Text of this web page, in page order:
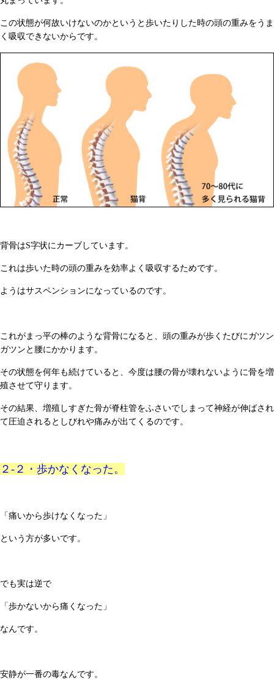
この状態が何故いけないのかというと歩いたりした時の頭の重みをうま
く吸収できないからです。
背骨はS字状にカーブしています。
これは歩いた時の頭の重みを効率よく吸収するためです。
ようはサスペンションになっているのです。
これがまっ平の棒のような背骨になると、頭の重みが歩くたびにガツン
ガツンと腰にかかります。
その状態を何年も続けていると、今度は腰の骨が壊れないように骨を増
殖させて守ります。
その結果、増殖しすぎた骨が脊柱管をふさいでしまって神経が伸ばされ
て圧迫されるとしびれや痛みが出てくるのです。
２-２・歩かなくなった。
「痛いから歩けなくなった」
という方が多いです。
でも実は逆で
「歩かないから痛くなった」
なんです。
安静が一番の毒なんです。